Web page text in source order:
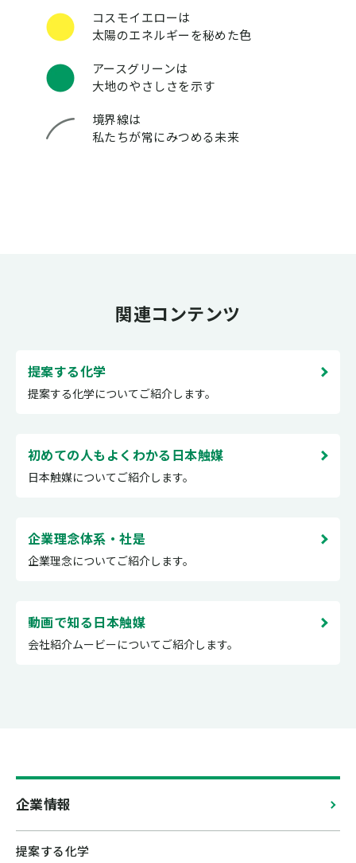
コスモイエローは
太陽のエネルギーを秘めた色
アースグリーンは
大地のやさしさを示す
境界線は
私たちが常にみつめる未来
関連コンテンツ
提案する化学
提案する化学についてご紹介します。
初めての人もよくわかる日本触媒
日本触媒についてご紹介します。
企業理念体系・社是
企業理念についてご紹介します。
動画で知る日本触媒
会社紹介ムービーについてご紹介します。
企業情報
提案する化学